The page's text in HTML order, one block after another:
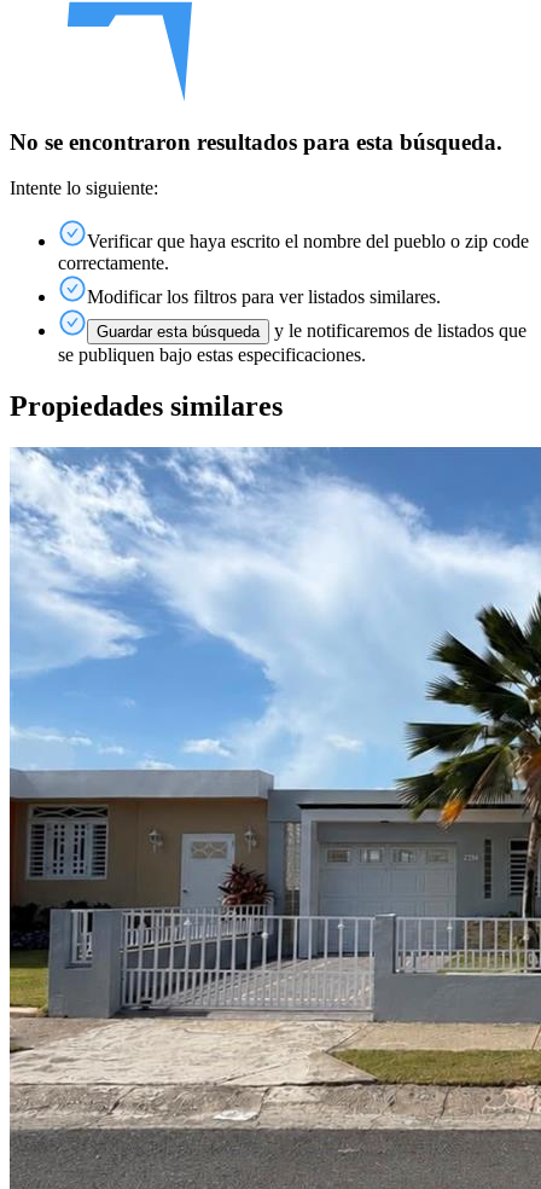
No se encontraron resultados para esta búsqueda.
Intente lo siguiente:
Verificar que haya escrito el nombre del pueblo o zip code
correctamente.
Modificar los filtros para ver listados similares.
Guardar esta búsqueda
y le notificaremos de listados que
se publiquen bajo estas especificaciones.
Propiedades similares